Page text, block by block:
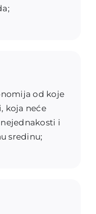
od koje
koja neće
i
sredinu;